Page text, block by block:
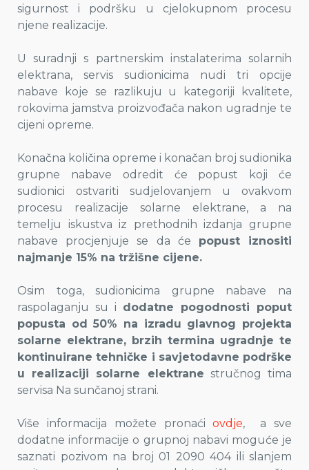
sigurnost i podršku u cjelokupnom procesu
njene realizacije.
U suradnji s partnerskim instalaterima solarnih
elektrana, servis sudionicima nudi tri opcije
nabave koje se razlikuju u kategoriji kvalitete,
rokovima jamstva proizvođača nakon ugradnje te
cijeni opreme.
Konačna količina opreme i konačan broj sudionika
grupne nabave odredit će popust koji će
sudionici ostvariti sudjelovanjem u ovakvom
procesu realizacije solarne elektrane, a na
temelju iskustva iz prethodnih izdanja grupne
nabave procjenjuje se da će popust iznositi
najmanje 15% na tržišne cijene.
Osim toga, sudionicima grupne nabave na
raspolaganju su i dodatne pogodnosti poput
popusta od 50% na izradu glavnog projekta
solarne elektrane, brzih termina ugradnje te
kontinuirane tehničke i savjetodavne podrške
u realizaciji solarne elektrane stručnog tima
servisa Na sunčanoj strani.
Više informacija možete pronaćiovdje, a sve
dodatne informacije o grupnoj nabavi moguće je
saznati pozivom na broj 01 2090 404 ili slanjem